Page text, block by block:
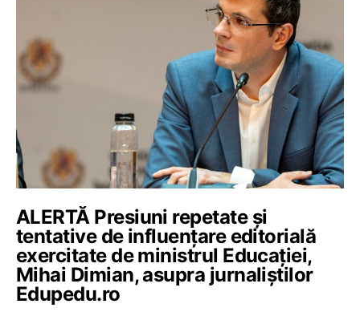
ALERTĂ Presiuni repetate și
tentative de influențare editorială
exercitate de ministrul Educației,
Mihai Dimian, asupra jurnaliștilor
Edupedu.ro